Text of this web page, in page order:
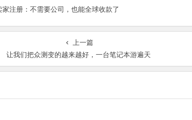
注册：不需要公司，也能全球收款了
上一篇
让我们把众测变的越来越好，一台笔记本游遍天